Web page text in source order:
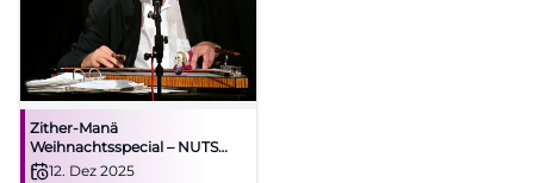
Zither-Manä
Weihnachtsspecial – NUTS
Traunstein
12. Dez 2025